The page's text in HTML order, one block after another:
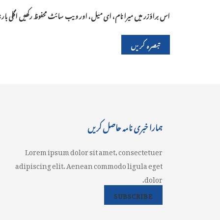
اس براؤزر میں میرا نام، ای میل، اور ویب سائٹ محفوظ رکھیں اگلی
ہمارا خبری نامہ حاصل کریں
Lorem ipsum dolor sit amet, consectetuer
adipiscing elit. Aenean commodo ligula eget
dolor.
SUBSCRIBE